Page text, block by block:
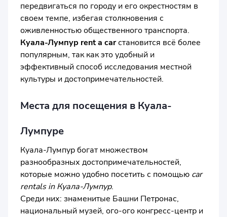
передвигаться по городу и его окрестностям в
своем темпе, избегая столкновения с
оживленностью общественного транспорта.
Куала-Лумпур rent a carстановится всё более
популярным, так как это удобный и
эффективный способ исследования местной
культуры и достопримечательностей.
Места для посещения в Куала-
Лумпуре
Куала-Лумпур богат множеством
разнообразных достопримечательностей,
которые можно удобно посетить с помощью car
rentals in Куала-Лумпур.
Среди них: знаменитые Башни Петронас,
национальный музей, ого-ого конгресс-центр и